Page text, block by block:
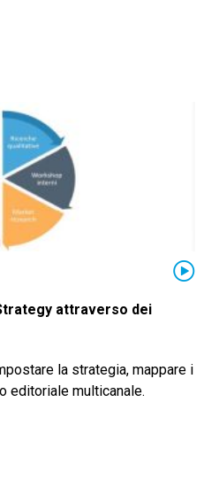
attraverso dei
la strategia, mappare i
editoriale multicanale.